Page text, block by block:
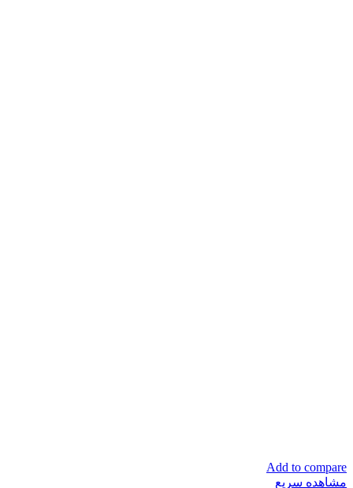
Add to compare
مشاهده سریع